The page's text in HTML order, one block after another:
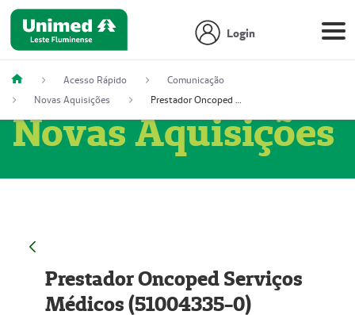
Login
Acesso Rápido
Comunicação
Novas Aquisições
Prestador Oncoped Serviços Médicos (51004335-0)
Novas Aquisições
Prestador Oncoped Serviços
Médicos (51004335-0)